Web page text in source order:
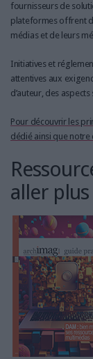
fournisseurs de
plateformes offrent
médias et de leurs
Initiatives et
attentives aux
d’auteur, des
Pour découvrir les
dédié ainsi que
aller